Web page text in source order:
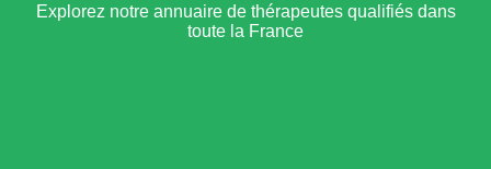
Explorez notre annuaire de thérapeutes qualifiés dans
toute la France